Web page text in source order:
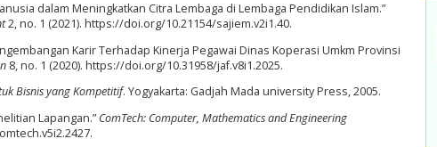
dalam Meningkatkan Citra Lembaga di Lembaga Pendidikan Islam.”
2, no. 1 (2021). https://doi.org/10.21154/sajiem.v2i1.40.
Karir Terhadap Kinerja Pegawai Dinas Koperasi Umkm Provinsi
8, no. 1 (2020). https://doi.org/10.31958/jaf.v8i1.2025.
Bisnis yang Kompetitif. Yogyakarta: Gadjah Mada university Press, 2005.
Lapangan.”ComTech: Computer, Mathematics and Engineering